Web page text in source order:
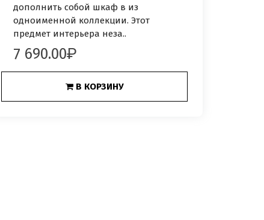
дополнить собой шкаф в из
одноименной коллекции. Этот
предмет интерьера неза..
7 690.00
В КОРЗИНУ